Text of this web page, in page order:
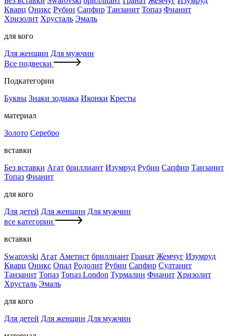
Кварц Оникс Рубин Сапфир Танзанит Топаз Фианит
Хризолит Хрусталь Эмаль
для кого
Для женщин Для мужчин
Все подвески
Подкатегории
Буквы Знаки зодиака Иконки Кресты
материал
Золото Серебро
вставки
Без вставки Агат бриллиант Изумруд Рубин Сапфир Танзанит
Топаз Фианит
для кого
Для детей Для женщин Для мужчин
все категории
вставки
Swarovski Агат Аметист бриллиант Гранат Жемчуг Изумруд
Кварц Оникс Опал Родолит Рубин Сапфир Султанит
Танзанит Топаз Топаз London Турмалин Фианит Хризолит
Хрусталь Эмаль
для кого
Для детей Для женщин Для мужчин